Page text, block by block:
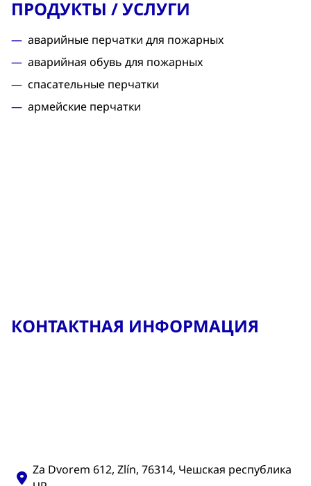
ПРОДУКТЫ / УСЛУГИ
аварийные перчатки для пожарных
аварийная обувь для пожарных
спасательные перчатки
армейские перчатки
КОНТАКТНАЯ ИНФОРМАЦИЯ
Za Dvorem 612, Zlín, 76314, Чешская республика